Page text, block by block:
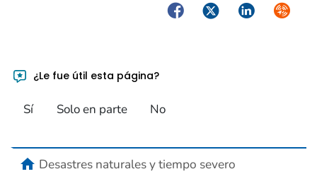
FacebookTwitterLinkedIn
¿Le fue útil esta página?
Sí Solo en parte No
homeDesastres naturales y tiempo severo